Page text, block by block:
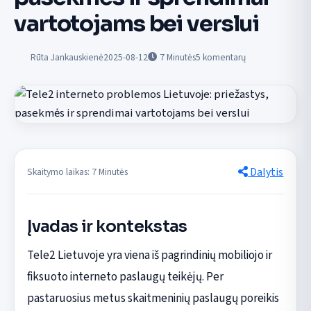
vartotojams bei verslui
Rūta Jankauskienė2025-08-12 7Minutės5 komentarų
Skaitymo laikas: 7 Minutės Dalytis
Įvadas ir kontekstas
Tele2 Lietuvoje yra viena iš pagrindinių mobiliojo ir
fiksuoto interneto paslaugų teikėjų. Per
pastaruosius metus skaitmeninių paslaugų poreikis